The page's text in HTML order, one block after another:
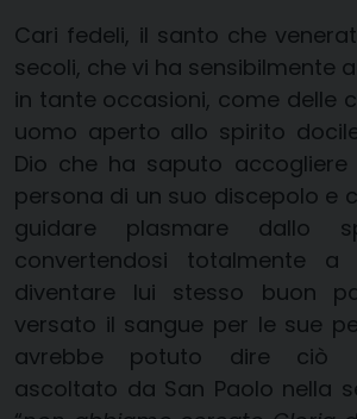
Cari fedeli, il santo che
secoli, che vi ha sensibilmente
in tante occasioni, come delle
uomo aperto allo spirito
Dio che ha saputo accogliere
persona di un suo discepolo e
guidare plasmare dallo
convertendosi totalmente
diventare lui stesso buon
versato il sangue per le sue
avrebbe potuto dire ciò
ascoltato da San Paolo nella